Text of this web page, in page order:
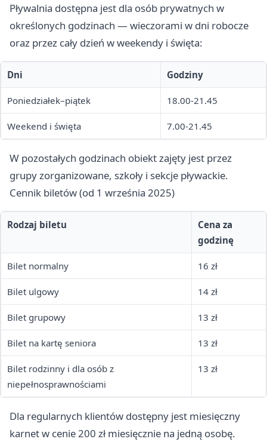
Pływalnia dostępna jest dla osób prywatnych w
określonych godzinach — wieczorami w dni robocze
oraz przez cały dzień w weekendy i święta:
Dni Godziny
Poniedziałek–piątek 18.00-21.45
Weekend i święta 7.00-21.45
W pozostałych godzinach obiekt zajęty jest przez
grupy zorganizowane, szkoły i sekcje pływackie.
Cennik biletów (od 1 września 2025)
Rodzaj biletu
Cena za
godzinę
Bilet normalny 16 zł
Bilet ulgowy 14 zł
Bilet grupowy 13 zł
Bilet na kartę seniora 13 zł
Bilet rodzinny i dla osób z
niepełnosprawnościami
13 zł
Dla regularnych klientów dostępny jest miesięczny
karnet w cenie 200 zł miesięcznie na jedną osobę.